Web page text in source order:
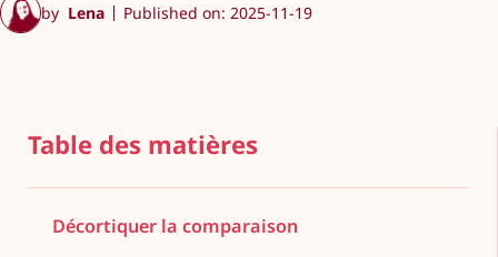
by Lena Published on: 2025-11-19
Table des matières
Décortiquer la comparaison